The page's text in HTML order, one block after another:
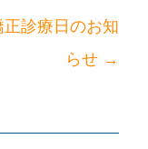
正診療日のお知
らせ →